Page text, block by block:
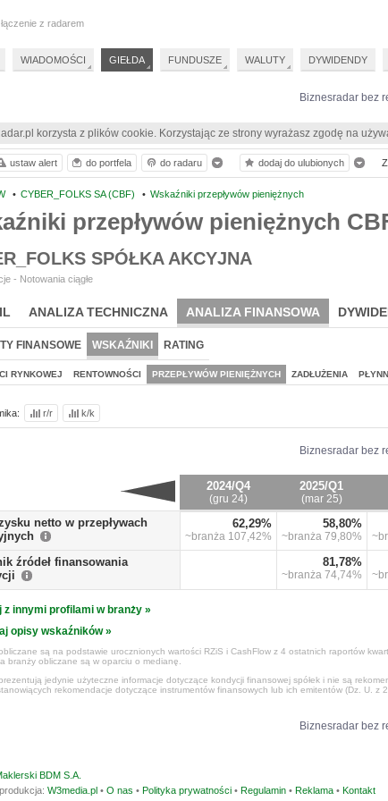
Biznesradar bez
korzysta z plików cookie. Korzystając ze strony wyrażasz zgodę na
• CYBER_FOLKS SA (CBF) • Wskaźniki przepływów pieniężnych
przepływów pieniężnych
SPÓŁKA AKCYJNA
- Notowania ciągłe
ANALIZA TECHNICZNA ANALIZA FINANSOWA
FINANSOWE WSKAŹNIKI RATING
RYNKOWEJ RENTOWNOŚCI PRZEPŁYWÓW PIENIĘŻNYCH ZADŁUŻENIA
r/r k/k
Biznesradar bez
2024/Q4
(gru 24)
2025/Q1
(mar 25)
netto w przepływach
62,29%
~branża 107,42%
58,80%
~branża 79,80%
źródeł finansowania
81,78%
~branża 74,74%
z innymi profilami w branży »
opisy wskaźników »
są na podstawie urocznionych wartości RZiS i CashFlow z 4 ostatnich raportów
branży obliczane są w oparciu o medianę.
jedynie użyteczne informacje dotyczące kondycji finansowej spółek i nie są
rekomendacje dotyczące instrumentów finansowych lub ich emitentów (Dz. U. z
Biznesradar bez
ustaw alert do portfela do radaru dodaj do ulubionych
z radarem
WIADOMOŚCI GIEŁDA FUNDUSZE WALUTY DYWIDENDY
BDM S.A.
W3media.pl • O nas • Polityka prywatności • Regulamin • Reklama • Kontakt